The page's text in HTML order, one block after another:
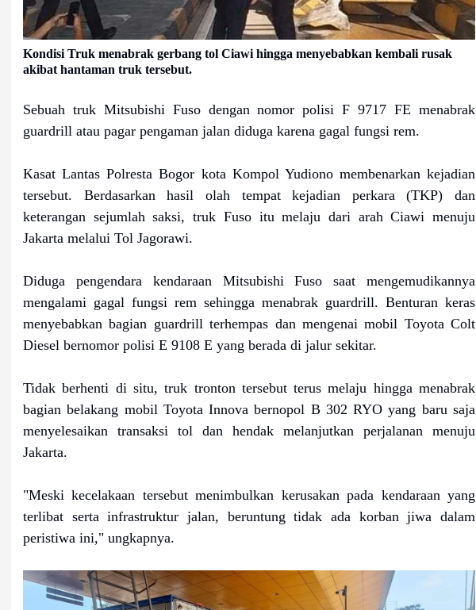
Kondisi Truk menabrak gerbang tol Ciawi hingga menyebabkan kembali rusak
akibat hantaman truk tersebut.
Sebuah truk Mitsubishi Fuso dengan nomor polisi F 9717 FE menabrak
guardrill atau pagar pengaman jalan diduga karena gagal fungsi rem.
Kasat Lantas Polresta Bogor kota Kompol Yudiono membenarkan kejadian
tersebut. Berdasarkan hasil olah tempat kejadian perkara (TKP) dan
keterangan sejumlah saksi, truk Fuso itu melaju dari arah Ciawi menuju
Jakarta melalui Tol Jagorawi.
Diduga pengendara kendaraan Mitsubishi Fuso saat mengemudikannya
mengalami gagal fungsi rem sehingga menabrak guardrill. Benturan keras
menyebabkan bagian guardrill terhempas dan mengenai mobil Toyota Colt
Diesel bernomor polisi E 9108 E yang berada di jalur sekitar.
Tidak berhenti di situ, truk tronton tersebut terus melaju hingga menabrak
bagian belakang mobil Toyota Innova bernopol B 302 RYO yang baru saja
menyelesaikan transaksi tol dan hendak melanjutkan perjalanan menuju
Jakarta.
"Meski kecelakaan tersebut menimbulkan kerusakan pada kendaraan yang
terlibat serta infrastruktur jalan, beruntung tidak ada korban jiwa dalam
peristiwa ini," ungkapnya.